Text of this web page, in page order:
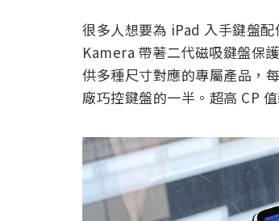
很多人想要為 iPad 入手鍵盤
Kamera 帶著二代磁吸鍵盤保
供多種尺寸對應的專屬產品，
廠巧控鍵盤的一半。超高 CP